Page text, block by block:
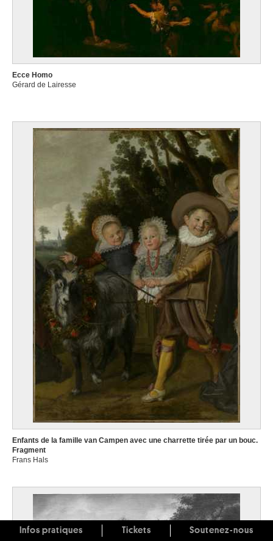
Ecce Homo
Gérard de Lairesse
Enfants de la famille van Campen avec une charrette tirée par un bouc.
Fragment
Frans Hals
Infos pratiques Tickets Soutenez-nous